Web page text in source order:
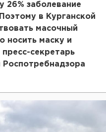
26% заболевание
в Курганской
масочный
носить маску и
секретарь
Роспотребнадзора